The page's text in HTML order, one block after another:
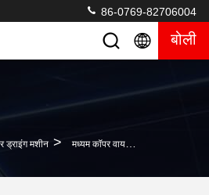
86-0769-82706004
बोली
ड्राइंग मशीन > मध्यम कॉपर वायर ड्राइंग मशीन 630 मिमी सिंगल स्पूल टेक अप के साथ